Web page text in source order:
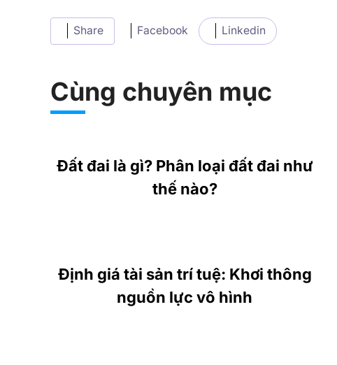
Share Facebook Linkedin
Cùng chuyên mục
Đất đai là gì? Phân loại đất đai như
thế nào?
Định giá tài sản trí tuệ: Khơi thông
nguồn lực vô hình